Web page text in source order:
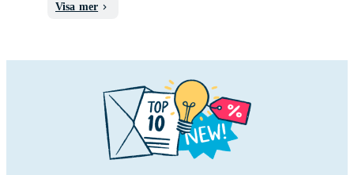
Visa mer